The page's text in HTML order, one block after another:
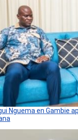
Nguema en Gambie